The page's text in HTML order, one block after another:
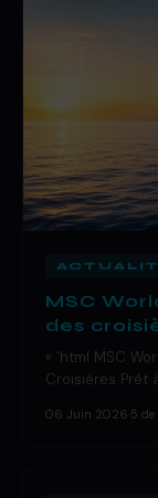
MSC
des
« `html MSC
Croisières Prêt
06 Juin 2026 5 de